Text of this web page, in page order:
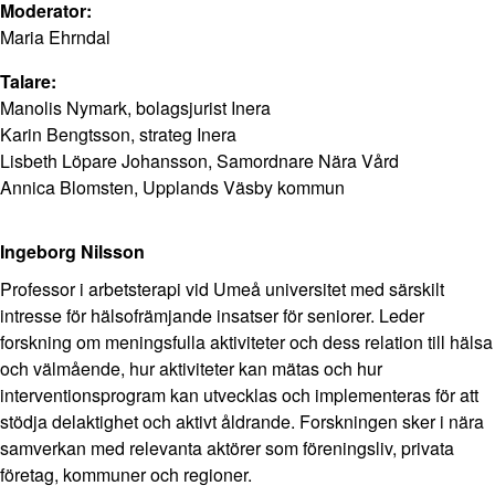
Moderator:
Maria Ehrndal
Talare:
Manolis Nymark, bolagsjurist Inera
Karin Bengtsson, strateg Inera
Lisbeth Löpare Johansson, Samordnare Nära Vård
Annica Blomsten, Upplands Väsby kommun
Ingeborg Nilsson
Professor i arbetsterapi vid Umeå universitet med särskilt
intresse för hälsofrämjande insatser för seniorer. Leder
forskning om meningsfulla aktiviteter och dess relation till hälsa
och välmående, hur aktiviteter kan mätas och hur
interventionsprogram kan utvecklas och implementeras för att
stödja delaktighet och aktivt åldrande. Forskningen sker i nära
samverkan med relevanta aktörer som föreningsliv, privata
företag, kommuner och regioner.